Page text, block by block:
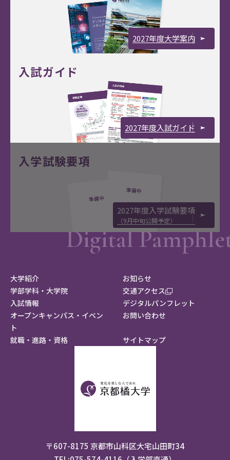
2027年度大学案内
入試ガイド
2027年度入試ガイド
入学試験要項
2027年度入学試験要項
（9月中旬公開予定）
〒607-8175 京都市山科区大宅山田町34
大学紹介
お知らせ
学部学科・大学院
交通アクセス
入試情報
デジタルパンフレット
オープンキャンパス・イベン
ト
お問い合わせ
就職・進路・資格 サイトマップ